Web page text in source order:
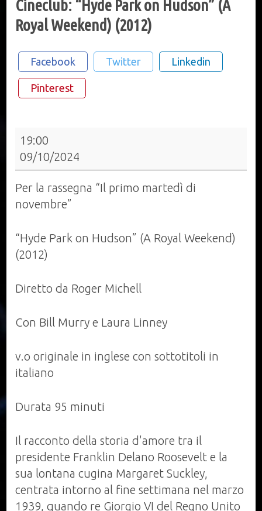
Cineclub: “Hyde Park on Hudson” (A
Royal Weekend) (2012)
Facebook Twitter Linkedin
Pinterest
Cineclub:
“Hyde
Park
on
Hudson”
Royal
Weekend)
19:00
09/10/2024
Per la rassegna “Il primo martedì di
novembre”
“Hyde Park on Hudson” (A Royal Weekend)
(2012)
Diretto da Roger Michell
Con Bill Murry e Laura Linney
v.o originale in inglese con sottotitoli in
italiano
Durata 95 minuti
Il racconto della storia d'amore tra il
presidente Franklin Delano Roosevelt e la
sua lontana cugina Margaret Suckley,
centrata intorno al fine settimana nel marzo
1939, quando re Giorgio VI del Regno Unito